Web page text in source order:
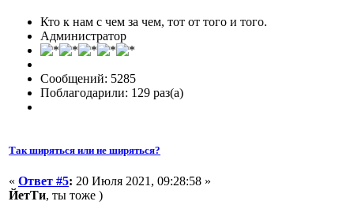
Кто к нам с чем за чем, тот от того и того.
Администратор
Сообщений: 5285
Поблагодарили: 129 раз(а)
Так ширяться или не ширяться?
« Ответ #5: 20 Июля 2021, 09:28:58 »
ЙетТи, ты тоже )